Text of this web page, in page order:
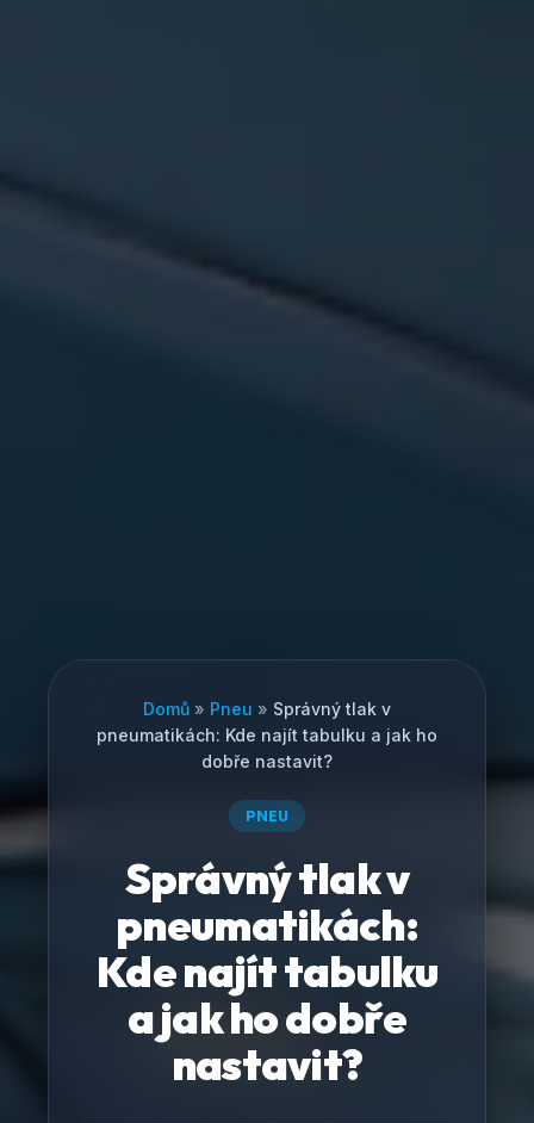
Domů » Pneu » Správný tlak v
pneumatikách: Kde najít tabulku a jak ho
dobře nastavit?
PNEU
Správný tlak v
pneumatikách:
Kde najít tabulku
a jak ho dobře
nastavit?